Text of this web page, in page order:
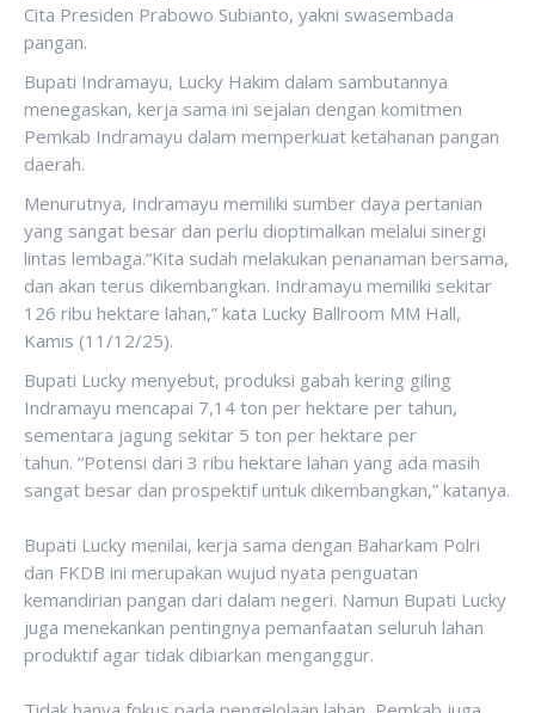
Cita Presiden Prabowo Subianto, yakni swasembada
pangan.
‎Bupati Indramayu, Lucky Hakim dalam sambutannya
menegaskan, kerja sama ini sejalan dengan komitmen
Pemkab Indramayu dalam memperkuat ketahanan pangan
daerah.
Menurutnya, Indramayu memiliki sumber daya pertanian
yang sangat besar dan perlu dioptimalkan melalui sinergi
lintas lembaga.“Kita sudah melakukan penanaman bersama,
dan akan terus dikembangkan. Indramayu memiliki sekitar
126 ribu hektare lahan,” kata Lucky Ballroom MM Hall,
Kamis (11/12/25).
Bupati Lucky menyebut, produksi gabah kering giling
Indramayu mencapai 7,14 ton per hektare per tahun,
sementara jagung sekitar 5 ton per hektare per
tahun. “Potensi dari 3 ribu hektare lahan yang ada masih
sangat besar dan prospektif untuk dikembangkan,” katanya.
‎Bupati Lucky menilai, kerja sama dengan Baharkam Polri
dan FKDB ini merupakan wujud nyata penguatan
kemandirian pangan dari dalam negeri. Namun Bupati Lucky
juga menekankan pentingnya pemanfaatan seluruh lahan
produktif agar tidak dibiarkan menganggur.